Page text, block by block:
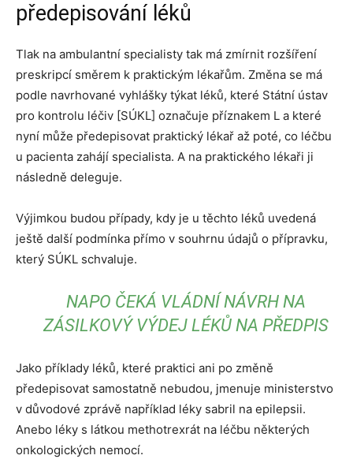
předepisování léků
Tlak na ambulantní specialisty tak má zmírnit rozšíření
preskripcí směrem k praktickým lékařům. Změna se má
podle navrhované vyhlášky týkat léků, které Státní ústav
pro kontrolu léčiv [SÚKL] označuje příznakem L a které
nyní může předepisovat praktický lékař až poté, co léčbu
u pacienta zahájí specialista. A na praktického lékaři ji
následně deleguje.
Výjimkou budou případy, kdy je u těchto léků uvedená
ještě další podmínka přímo v souhrnu údajů o přípravku,
který SÚKL schvaluje.
NAPO ČEKÁ VLÁDNÍ NÁVRH NA
ZÁSILKOVÝ VÝDEJ LÉKŮ NA PŘEDPIS
Jako příklady léků, které praktici ani po změně
předepisovat samostatně nebudou, jmenuje ministerstvo
v důvodové zprávě například léky sabril na epilepsii.
Anebo léky s látkou methotrexrát na léčbu některých
onkologických nemocí.